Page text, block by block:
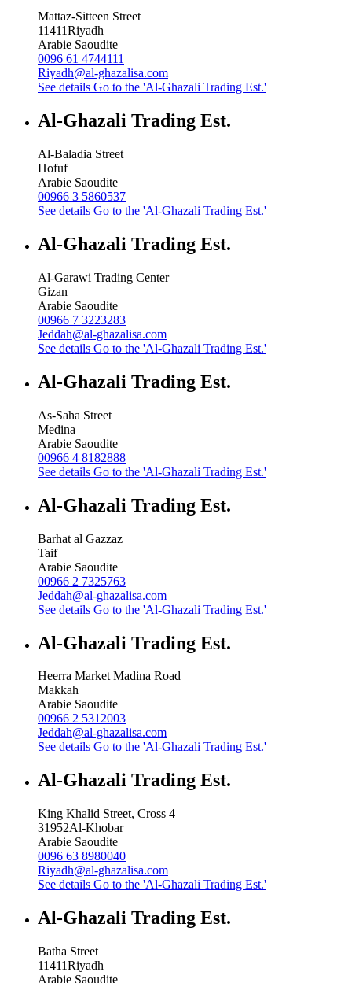
Mattaz-Sitteen Street
11411Riyadh
Arabie Saoudite
0096 61 4744111
Riyadh@al-ghazalisa.com
See details Go to the 'Al-Ghazali Trading Est.'
Al-Ghazali Trading Est.
Al-Baladia Street
Hofuf
Arabie Saoudite
00966 3 5860537
See details Go to the 'Al-Ghazali Trading Est.'
Al-Ghazali Trading Est.
Al-Garawi Trading Center
Gizan
Arabie Saoudite
00966 7 3223283
Jeddah@al-ghazalisa.com
See details Go to the 'Al-Ghazali Trading Est.'
Al-Ghazali Trading Est.
As-Saha Street
Medina
Arabie Saoudite
00966 4 8182888
See details Go to the 'Al-Ghazali Trading Est.'
Al-Ghazali Trading Est.
Barhat al Gazzaz
Taif
Arabie Saoudite
00966 2 7325763
Jeddah@al-ghazalisa.com
See details Go to the 'Al-Ghazali Trading Est.'
Al-Ghazali Trading Est.
Heerra Market Madina Road
Makkah
Arabie Saoudite
00966 2 5312003
Jeddah@al-ghazalisa.com
See details Go to the 'Al-Ghazali Trading Est.'
Al-Ghazali Trading Est.
King Khalid Street, Cross 4
31952Al-Khobar
Arabie Saoudite
0096 63 8980040
Riyadh@al-ghazalisa.com
See details Go to the 'Al-Ghazali Trading Est.'
Al-Ghazali Trading Est.
Batha Street
11411Riyadh
Arabie Saoudite